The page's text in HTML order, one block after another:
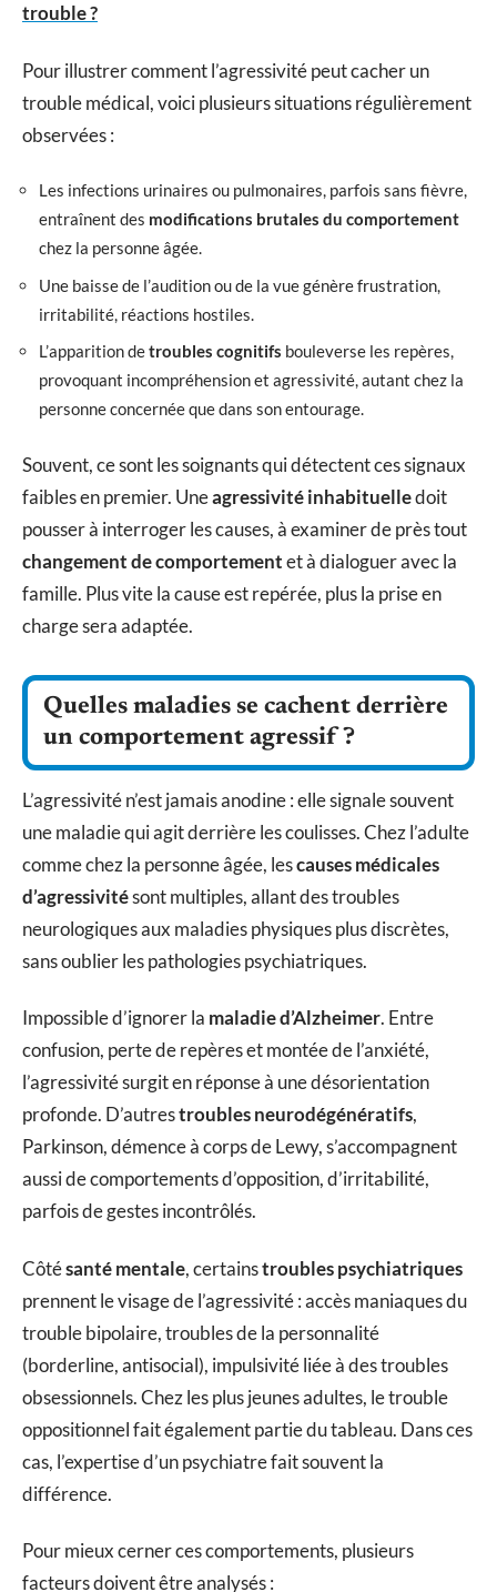
trouble ?
Pour illustrer comment l’agressivité peut cacher un
trouble médical, voici plusieurs situations régulièrement
observées :
Les infections urinaires ou pulmonaires, parfois sans fièvre,
entraînent des modifications brutales du comportement
chez la personne âgée.
Une baisse de l’audition ou de la vue génère frustration,
irritabilité, réactions hostiles.
L’apparition detroubles cognitifs bouleverse les repères,
provoquant incompréhension et agressivité, autant chez la
personne concernée que dans son entourage.
Souvent, ce sont les soignants qui détectent ces signaux
faibles en premier. Uneagressivité inhabituelledoit
pousser à interroger les causes, à examiner de près tout
changement de comportementet à dialoguer avec la
famille. Plus vite la cause est repérée, plus la prise en
charge sera adaptée.
Quelles maladies se cachent derrière
un comportement agressif ?
L’agressivité n’est jamais anodine : elle signale souvent
une maladie qui agit derrière les coulisses. Chez l’adulte
comme chez la personne âgée, lescauses médicales
d’agressivitésont multiples, allant des troubles
neurologiques aux maladies physiques plus discrètes,
sans oublier les pathologies psychiatriques.
Impossible d’ignorer la maladie d’Alzheimer. Entre
confusion, perte de repères et montée de l’anxiété,
l’agressivité surgit en réponse à une désorientation
profonde. D’autrestroubles neurodégénératifs,
Parkinson, démence à corps de Lewy, s’accompagnent
aussi de comportements d’opposition, d’irritabilité,
parfois de gestes incontrôlés.
Côtésanté mentale, certainstroubles psychiatriques
prennent le visage de l’agressivité : accès maniaques du
trouble bipolaire, troubles de la personnalité
(borderline, antisocial), impulsivité liée à des troubles
obsessionnels. Chez les plus jeunes adultes, le trouble
oppositionnel fait également partie du tableau. Dans ces
cas, l’expertise d’un psychiatre fait souvent la
différence.
Pour mieux cerner ces comportements, plusieurs
facteurs doivent être analysés :